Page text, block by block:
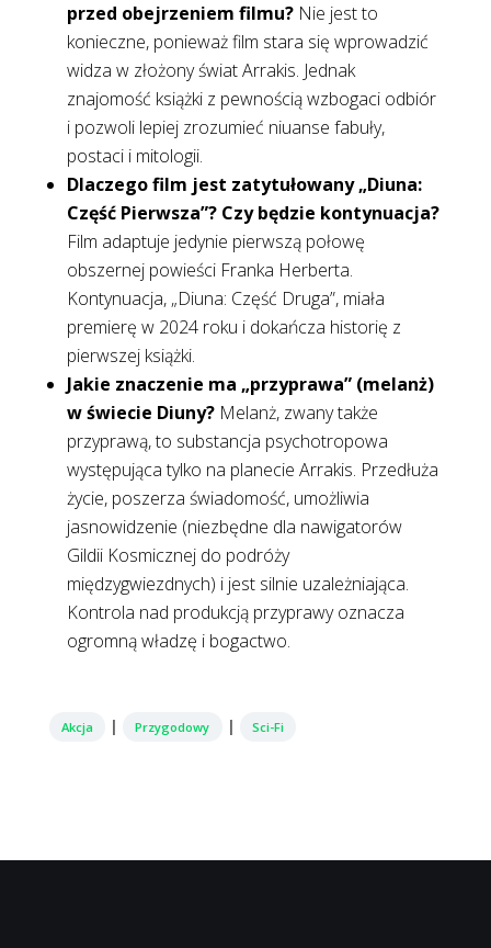
przed obejrzeniem filmu?Nie jest to
konieczne, ponieważ film stara się wprowadzić
widza w złożony świat Arrakis. Jednak
znajomość książki z pewnością wzbogaci odbiór
i pozwoli lepiej zrozumieć niuanse fabuły,
postaci i mitologii.
Dlaczego film jest zatytułowany „Diuna:
Część Pierwsza”? Czy będzie kontynuacja?
Film adaptuje jedynie pierwszą połowę
obszernej powieści Franka Herberta.
Kontynuacja, „Diuna: Część Druga”, miała
premierę w 2024 roku i dokańcza historię z
pierwszej książki.
Jakie znaczenie ma „przyprawa” (melanż)
w świecie Diuny?Melanż, zwany także
przyprawą, to substancja psychotropowa
występująca tylko na planecie Arrakis. Przedłuża
życie, poszerza świadomość, umożliwia
jasnowidzenie (niezbędne dla nawigatorów
Gildii Kosmicznej do podróży
międzygwiezdnych) i jest silnie uzależniająca.
Kontrola nad produkcją przyprawy oznacza
ogromną władzę i bogactwo.
Akcja | Przygodowy | Sci-Fi